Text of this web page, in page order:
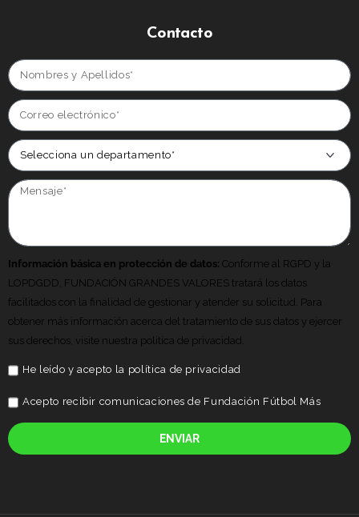
Contacto
Información básica en protección de datos: Conforme al RGPD y la
LOPDGDD, FUNDACIÓN GRANDES VALORES tratará los datos
facilitados con la finalidad de gestionar y atender su solicitud. Para
obtener más información acerca del tratamiento de sus datos y ejercer
sus derechos, visite nuestra politica de privacidad.
He leído y acepto la política de privacidad
Acepto recibir comunicaciones de Fundación Fútbol Más
ENVIAR